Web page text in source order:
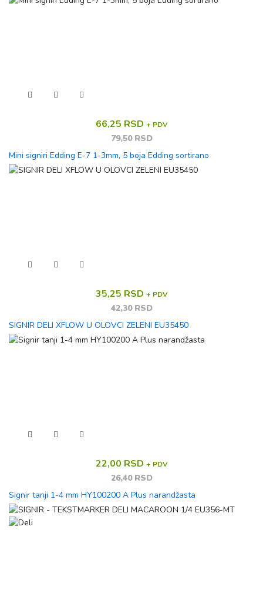
66,25 RSD + PDV
79,50 RSD
Mini signiri Edding E-7 1-3mm, 5 boja Edding sortirano
35,25 RSD + PDV
42,30 RSD
SIGNIR DELI XFLOW U OLOVCI ZELENI EU35450
22,00 RSD + PDV
26,40 RSD
Signir tanji 1-4 mm HY100200 A Plus narandžasta